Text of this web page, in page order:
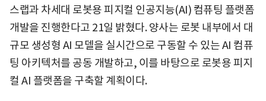
스랩과 차세대 로봇용 피지컬 인공지능(AI) 컴퓨팅 플랫폼
개발을 진행한다고 21일 밝혔다. 양사는 로봇 내부에서 대
규모 생성형 AI 모델을 실시간으로 구동할 수 있는 AI 컴퓨
팅 아키텍처를 공동 개발하고, 이를 바탕으로 로봇용 피지
컬 AI 플랫폼을 구축할 계획이다.